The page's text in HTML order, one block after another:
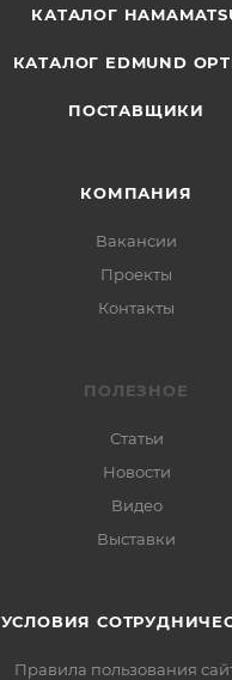
КАТАЛОГ
КАТАЛОГ EDMUND
ПОСТАВЩИКИ
КОМПАНИЯ
Вакансии
Проекты
Контакты
ПОЛЕЗНОЕ
Статьи
Новости
Видео
Выставки
УСЛОВИЯ
Правила пользования